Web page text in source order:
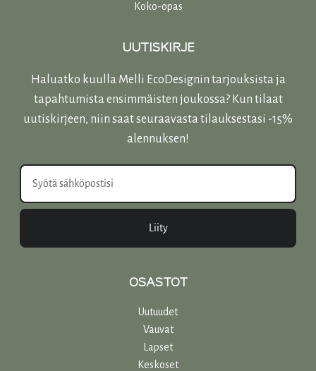
Koko-opas
UUTISKIRJE
Haluatko kuulla Melli EcoDesignin tarjouksista ja
tapahtumista ensimmäisten joukossa? Kun tilaat
uutiskirjeen, niin saat seuraavasta tilauksestasi -15%
alennuksen!
Liity
OSASTOT
Uutuudet
Vauvat
Lapset
Keskoset